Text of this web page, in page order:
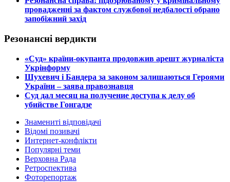
провадженні за фактом службової недбалості обрано
запобіжний захід
Резонансні вердикти
​«Суд» країни-окупанта продовжив арешт журналіста
Укрінформу
Шухевич і Бандера за законом залишаються Героями
України – заява правознавця
Суд дал месяц на получение доступа к делу об
убийстве Гонгадзе
Знамениті відповідачі
Відомі позивачі
Интернет-конфлікти
Популярні теми
Верховна Рада
Ретроспектива
Фоторепортаж